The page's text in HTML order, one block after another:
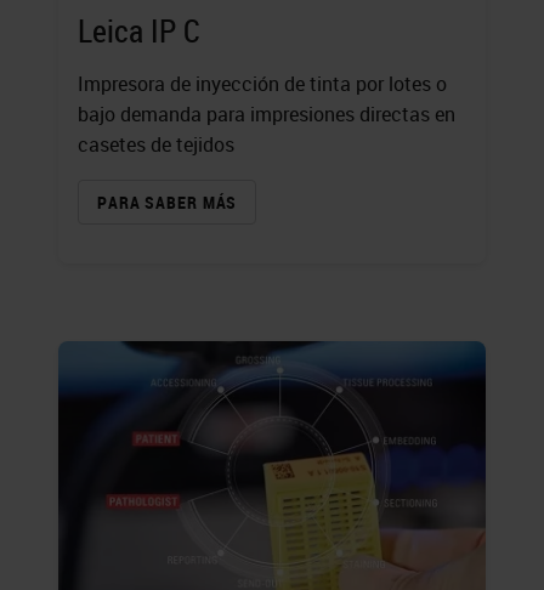
Leica IP C
Impresora de inyección de tinta por lotes o
bajo demanda para impresiones directas en
casetes de tejidos
PARA SABER MÁS